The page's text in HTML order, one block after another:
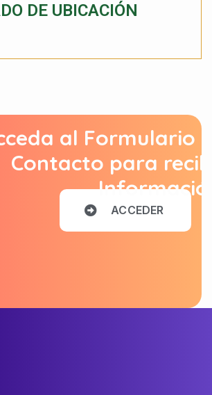
DE UBICACIÓN
al Formulario
Contacto para
ACCEDER